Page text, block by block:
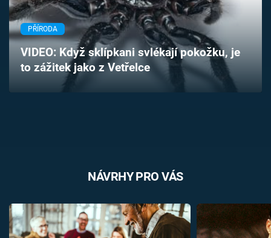
TV Program
Časopis
Sledujte prima+
PŘÍRODA
VIDEO: Když sklípkani svlékají pokožku, je
to zážitek jako z Vetřelce
NÁVRHY PRO VÁS